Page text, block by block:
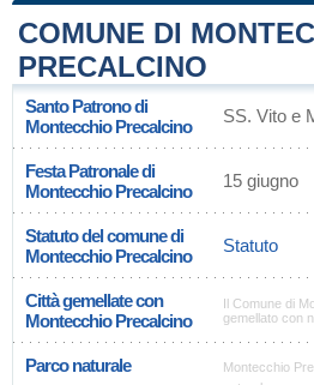
COMUNE DI
PRECALCINO
Santo Patrono di
Montecchio Precalcino
SS. Vito e
Festa Patronale di
Montecchio Precalcino
15 giugno
Statuto del comune di
Montecchio Precalcino
Statuto
Città gemellate con
Montecchio Precalcino
Il Comune di
gemellato con
Parco naturale
Montecchio